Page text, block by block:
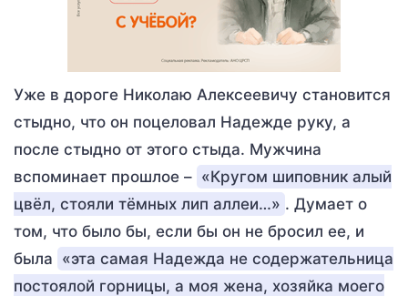
Уже в дороге Николаю Алексеевичу становится
стыдно, что он поцеловал Надежде руку, а
после стыдно от этого стыда. Мужчина
вспоминает прошлое – «Кругом шиповник алый
цвёл, стояли тёмных лип аллеи…» . Думает о
том, что было бы, если бы он не бросил ее, и
была «эта самая Надежда не содержательница
постоялой горницы, а моя жена, хозяйка моего